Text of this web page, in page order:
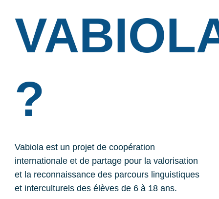
?
Vabiola est un projet de coopération
internationale et de partage pour la valorisation
et la reconnaissance des parcours linguistiques
et interculturels des élèves de 6 à 18 ans.